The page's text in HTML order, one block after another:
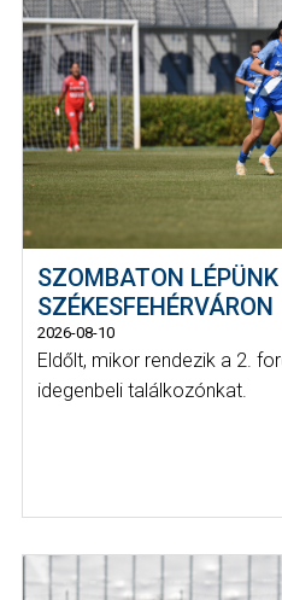
SZOMBATON
SZÉKESFEHÉRVÁRON
2026-08-10
Eldőlt, mikor rendezik a 2.
idegenbeli találkozónkat.